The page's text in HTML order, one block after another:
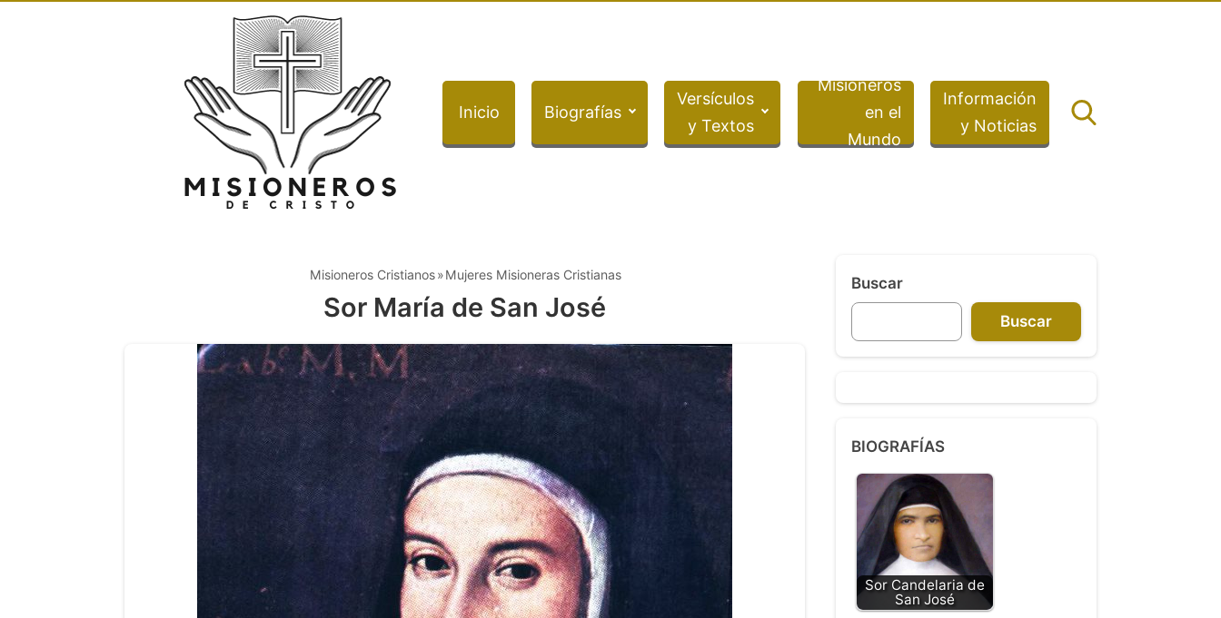
Inicio Biografías
Versículos
y Textos
Misioneros
en el
Mundo
Información
y Noticias
Misioneros Cristianos Mujeres Misioneras Cristianas
Sor María de San José
Buscar
Buscar
BIOGRAFÍAS
Sor Candelaria de
San José